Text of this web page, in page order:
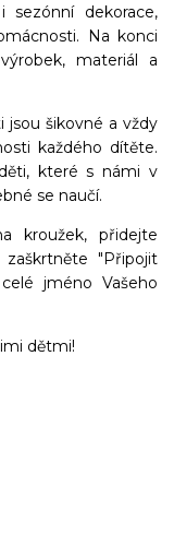
sezónní dekorace,
Na konci
materiál a
jsou šikovné a vždy
každého dítěte.
které s námi v
se naučí.
kroužek, přidejte
"Připojit
jméno Vašeho
dětmi!